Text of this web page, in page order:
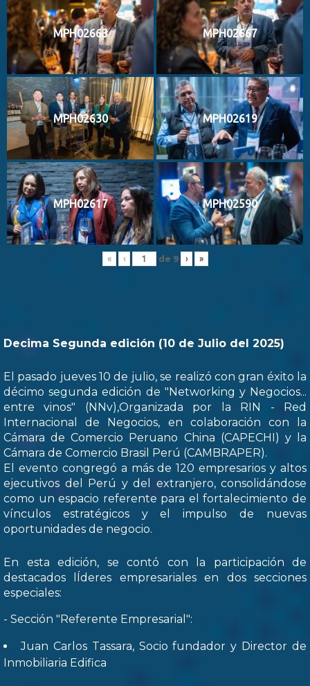
MPH02663 MPH02667
MPH02630 MPH02619
MPH02617 MPH02590
« ‹ de 9 › »
Decima Segunda edición (10 de Julio del 2025)
El pasado jueves 10 de julio, se realizó con gran éxito la
décimo segunda edición de "Networking y Negocios...
entre vinos" (NNv),Organizada por la RIN - Red
Internacional de Negocios, en colaboración con la
Cámara de Comercio Peruano China (CAPECHI) y la
Cámara de Comercio Brasil Perú (CAMBRAPER).
El evento congregó a más de 120 empresarios y altos
ejecutivos del Perú y del extranjero, consolidándose
como un espacio referente para el fortalecimiento de
vínculos estratégicos y el impulso de nuevas
oportunidades de negocio.
En esta edición, se contó con la participación de
destacados lÍderes empresariales en dos secciones
especiales:
- Sección "Referente Empresarial":
Juan Carlos Tassara, Socio fundador y Director de
Inmobiliaria Edifica